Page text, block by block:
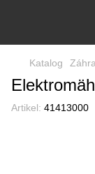
Katalog
Artikel: 41413000